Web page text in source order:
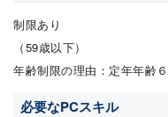
制限あり
（59歳以下）
年齢制限の理由：定年年齢
必要なPCスキル